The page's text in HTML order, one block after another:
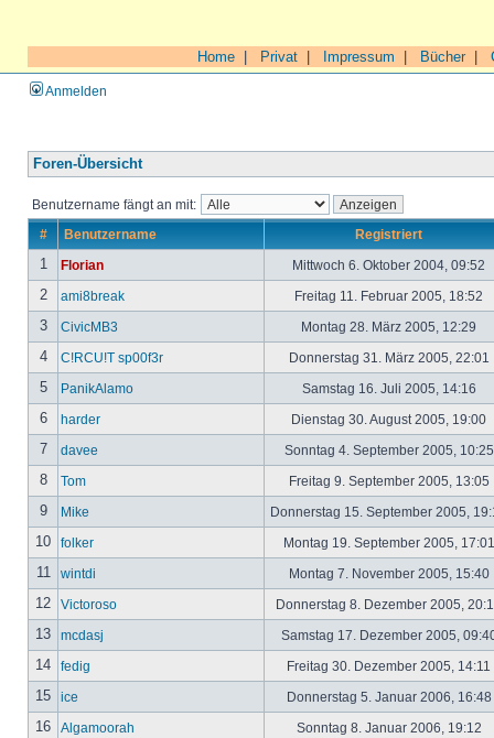
Home Privat Impressum Bücher|
Anmelden
Foren-Übersicht
Benutzername fängt an mit:
# Benutzername Registriert
1 Florian Mittwoch 6. Oktober 2004, 09:52
2 ami8break Freitag 11. Februar 2005, 18:52
3 CivicMB3 Montag 28. März 2005, 12:29
4 C!RCU!T sp00f3r Donnerstag 31. März 2005, 22:01
5 PanikAlamo Samstag 16. Juli 2005, 14:16
6 harder Dienstag 30. August 2005, 19:00
7 davee Sonntag 4. September 2005,
8 Tom Freitag 9. September 2005, 13:05
9 Mike Donnerstag 15. September 2005,
10 folker Montag 19. September 2005,
11 wintdi Montag 7. November 2005, 15:40
12 Victoroso Donnerstag 8. Dezember 2005,
13 mcdasj Samstag 17. Dezember 2005,
14 fedig Freitag 30. Dezember 2005, 14:11
15 ice Donnerstag 5. Januar 2006, 16:48
16 Algamoorah Sonntag 8. Januar 2006, 19:12